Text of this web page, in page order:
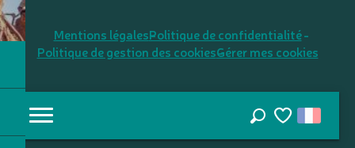
Voir les
Mentions légalesPolitique de confidentialité
Politique de gestion des cookiesGérer mes cookies